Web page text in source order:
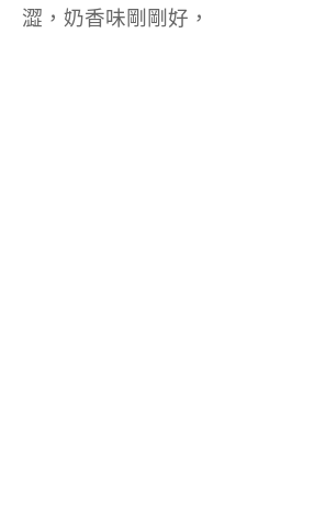
澀，奶香味剛剛好，